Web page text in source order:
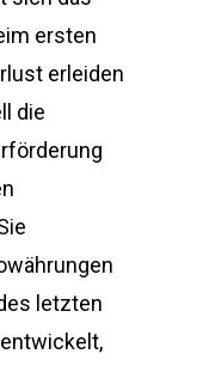
ersten
erleiden
die
letzten